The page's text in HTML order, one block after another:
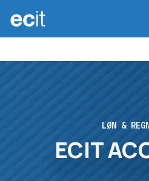
LØN &
ECIT